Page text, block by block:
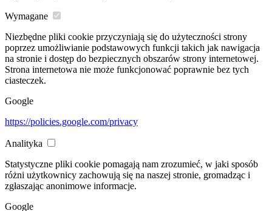
Wymagane
Niezbędne pliki cookie przyczyniają się do użyteczności strony
poprzez umożliwianie podstawowych funkcji takich jak nawigacja
na stronie i dostęp do bezpiecznych obszarów strony internetowej.
Strona internetowa nie może funkcjonować poprawnie bez tych
ciasteczek.
Google
https://policies.google.com/privacy
Analityka
Statystyczne pliki cookie pomagają nam zrozumieć, w jaki sposób
różni użytkownicy zachowują się na naszej stronie, gromadząc i
zgłaszając anonimowe informacje.
Google